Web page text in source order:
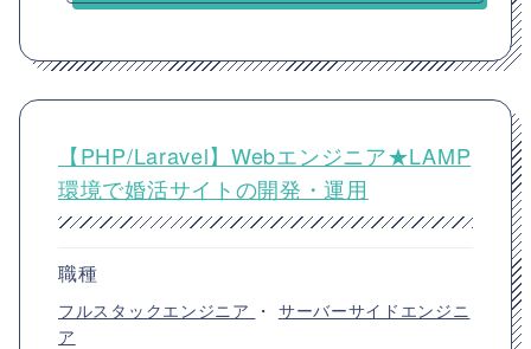
【PHP/Laravel】Webエンジニア★LAMP
環境で婚活サイトの開発・運用
職種
フルスタックエンジニア ・ サーバーサイドエンジニ
ア